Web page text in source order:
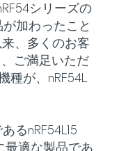
シリーズの
加わったこと
、多くのお客
ご満足いただ
種が、nRF54L
るnRF54L15